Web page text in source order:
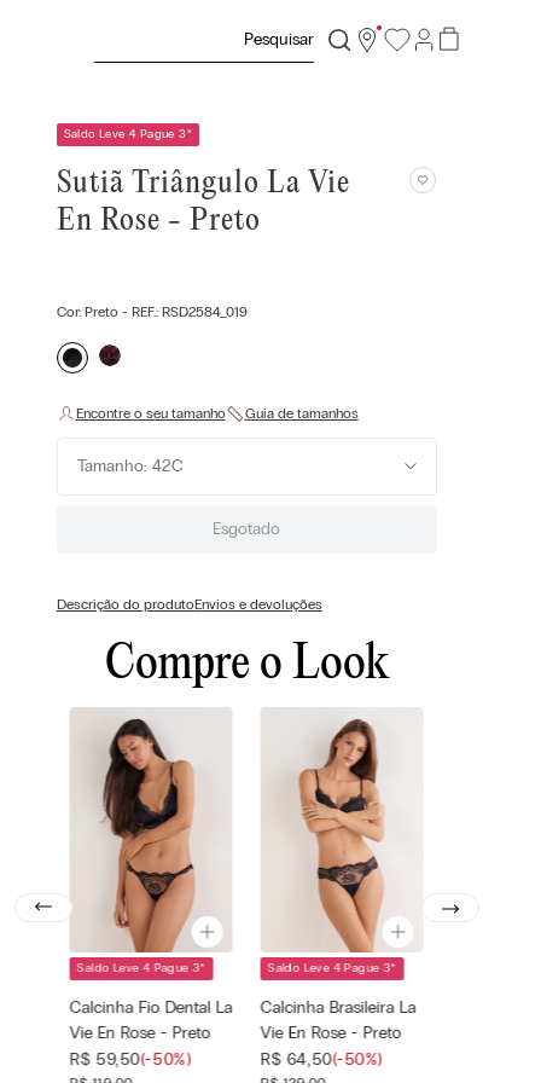
Saldo Leve 4 Pague 3*
Sutiã Triângulo La Vie
En Rose - Preto
Cor: Preto- REF.: RSD2584_019
Tamanho: 42C
Esgotado
Descrição do produtoEnvios e devoluções
Compre o Look
Cor selecionada
Preto - 019 -
Nero
Tamanho
selecionado
Saldo Leve 4 Pague 3*
Calcinha Fio Dental La
Vie En Rose - Preto
R$ 59,50(-50%)
Cor selecionada
Preto - 019 -
Nero
Tamanho
selecionado
Saldo Leve 4 Pague 3*
Calcinha Brasileira La
Vie En Rose - Preto
R$ 64,50(-50%)